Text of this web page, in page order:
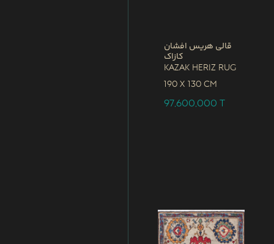
قالی هریس افشان
کازاک
Kazak Heriz Rug
190 x 130 CM
97,600,000T